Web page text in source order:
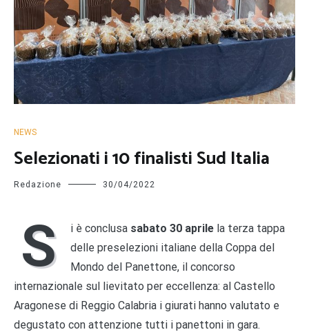
NEWS
Selezionati i 10 finalisti Sud Italia
Redazione 30/04/2022
S i è conclusa sabato 30 aprile la terza tappa
delle preselezioni italiane della Coppa del
Mondo del Panettone, il concorso
internazionale sul lievitato per eccellenza: al Castello
Aragonese di Reggio Calabria i giurati hanno valutato e
degustato con attenzione tutti i panettoni in gara.